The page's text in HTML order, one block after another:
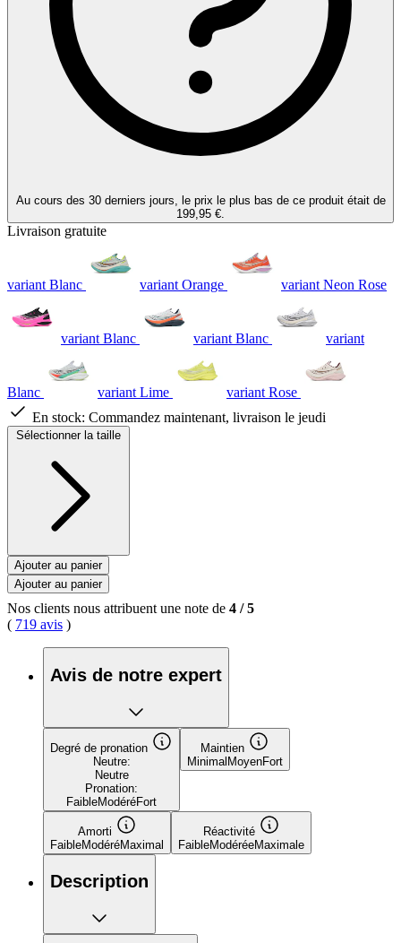
Au cours des 30 derniers jours, le prix le plus bas de ce produit était de
199,95 €.
Livraison gratuite
variant Blanc variant Orange variant Neon Rose
variant Blanc variant Blanc variant
Blanc variant Lime
variant Rose
En stock: Commandez maintenant, livraison le jeudi
Sélectionner la taille
Ajouter au panier
Ajouter au panier
Nos clients nous attribuent une note de 4 /5
( 719 avis )
Avis de notre expert
Degré de pronation
Neutre:
Neutre
Pronation:
FaibleModéréFort
Maintien
MinimalMoyenFort
Amorti
FaibleModéréMaximal
Réactivité
FaibleModéréeMaximale
Description